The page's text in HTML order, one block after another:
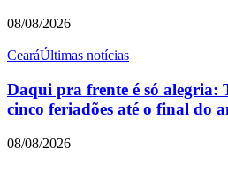
08/08/2026
CearáÚltimas notícias
Daqui pra frente é só alegria:
cinco feriadões até o final do
08/08/2026